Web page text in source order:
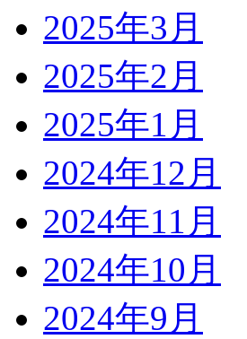
2025年3月
2025年2月
2025年1月
2024年12月
2024年11月
2024年10月
2024年9月